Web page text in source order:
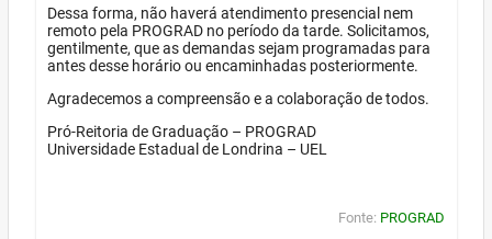
Dessa forma, não haverá atendimento presencial nem
remoto pela PROGRAD no período da tarde. Solicitamos,
gentilmente, que as demandas sejam programadas para
antes desse horário ou encaminhadas posteriormente.
Agradecemos a compreensão e a colaboração de todos.
Pró-Reitoria de Graduação – PROGRAD
Universidade Estadual de Londrina – UEL
Fonte: PROGRAD